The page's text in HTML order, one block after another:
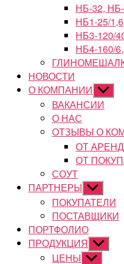
НБ-32,
НБ1-25/1,6
НБ3-120/
НБ4-160/
НОВОСТИ
О КОМПАНИИ
подменю
ВАКАНСИИ
О НАС
ОТЗЫВЫ О
ОТ
ОТ
СОУТ
ПАРТНЕРЫ Показывать
подменю
ПОКУПАТЕЛИ
ПОСТАВЩИКИ
ПОРТФОЛИО
ПРОДУКЦИЯ
подменю
ЦЕНЫ Показывать